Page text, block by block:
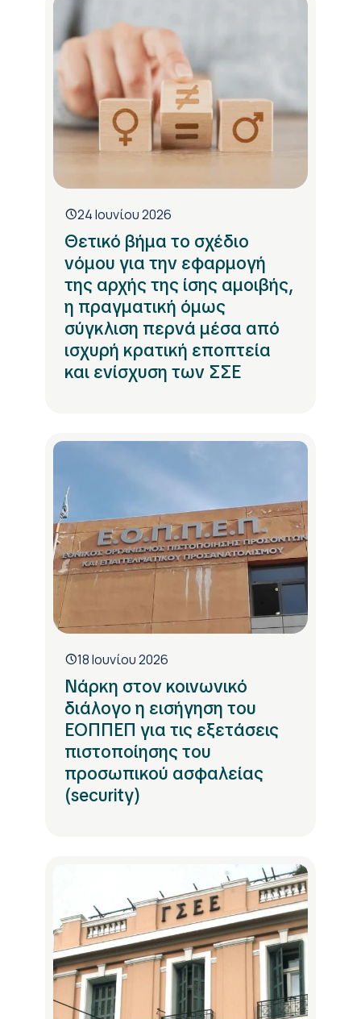
24 Ιουνίου 2026
Θετικό βήμα το σχέδιο
νόμου για την εφαρμογή
της αρχής της ίσης αμοιβής,
η πραγματική όμως
σύγκλιση περνά μέσα από
ισχυρή κρατική εποπτεία
και ενίσχυση των ΣΣΕ
18 Ιουνίου 2026
Νάρκη στον κοινωνικό
διάλογο η εισήγηση του
ΕΟΠΠΕΠ για τις εξετάσεις
πιστοποίησης του
προσωπικού ασφαλείας
(security)